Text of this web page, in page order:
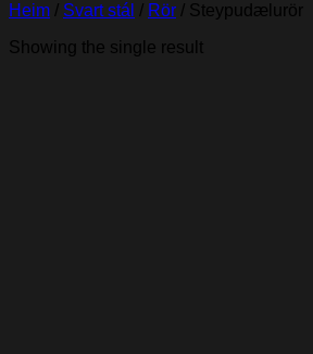
Heim / Svart stál / Rör / Steypudælurör
Showing the single result